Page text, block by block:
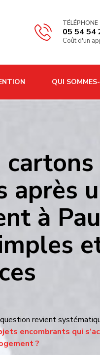
05 54
Coût
QUI
un
à Pau ?
et
revient
?
et les déchets volumineux
important à gérer…